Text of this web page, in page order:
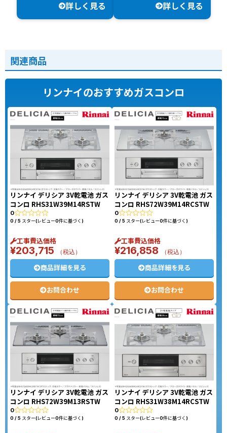
詳しく見る 詳しく見る
関連商品
リンナイのおすすめガスコンロ
リンナイ デリシア 3V乾電池 ガス
コンロ RHS31W39M14RSTW
0
0 / 5 スター(レビュー0件に基づく)
工事費込価格
¥203,715 （税込）
商品詳細を見る
お問合わせ
リンナイ デリシア 3V乾電池 ガス
コンロ RHS72W39M14RCSTW
0
0 / 5 スター(レビュー0件に基づく)
工事費込価格
¥216,858 （税込）
商品詳細を見る
お問合わせ
リンナイ デリシア 3V乾電池 ガス
コンロ RHS72W39M13RSTW
0
0 / 5 スター(レビュー0件に基づく)
リンナイ デリシア 3V乾電池 ガス
コンロ RHS31W38M14RCSTW
0
0 / 5 スター(レビュー0件に基づく)